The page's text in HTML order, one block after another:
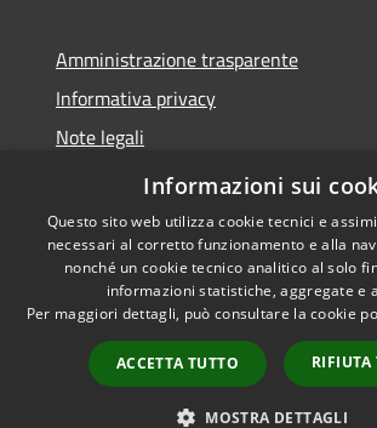
Amministrazione trasparente
Informativa privacy
Note legali
Dichiarazione di accessibilità
Accessibilità
Copyright
Campiglia
by
Informazioni sui
Questo sito web utilizza cookie tecnici e
necessari al corretto funzionamento e alla
nonché un cookie tecnico analitico al solo
informazioni statistiche, aggregate e
Per maggiori dettagli, può consultare la cookie
ACCETTA TUTTO RIFIUTA
MOSTRA DETTAGLI